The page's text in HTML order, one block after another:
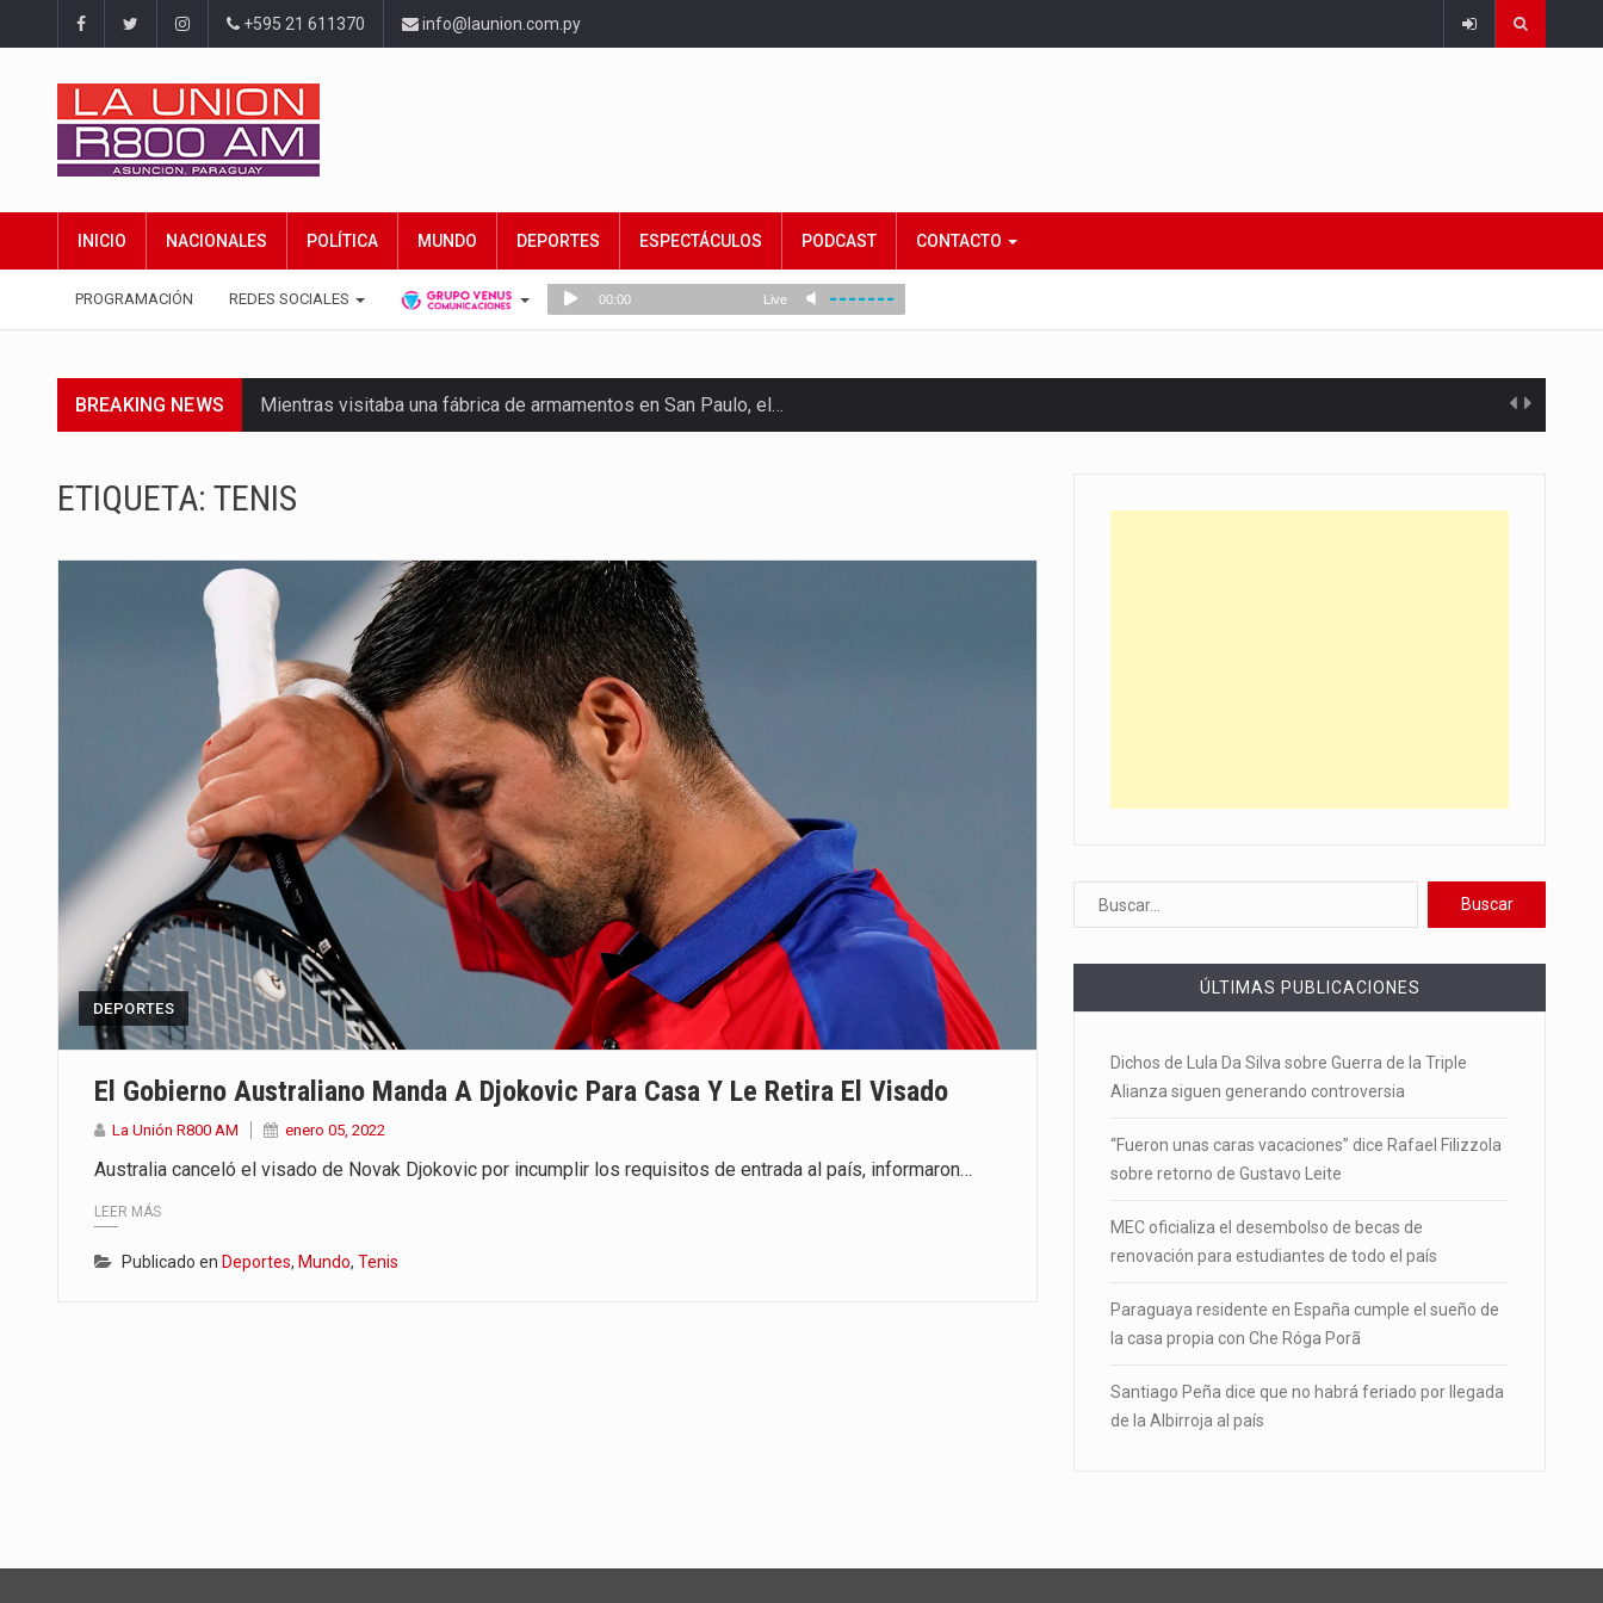
+595 21 611370 info@launion.com.py
INICIO NACIONALES POLÍTICA MUNDO DEPORTES ESPECTÁCULOS PODCAST CONTACTO
PROGRAMACIÓN REDES SOCIALES
BREAKING NEWS Mientras visitaba una fábrica de armamentos en San Paulo, el…
El Ministerio de Educación y Ciencias (MEC) ha confirmado la…
Para Tania, una paraguaya de 33 años que reside en…
El presidente de la República se encontraba en el aeropuerto…
Una familia atravesó momentos de extrema tensión durante la madrugada…
Fretes se refirió concretamente al recorrido que realizó este jueves…
“La situación no está tan mala en el Ministerio de…
El amanecer de este miércoles se caracteriza por un ambiente…
Hace casi dos meses que Rivas dejó el Senado y,…
ETIQUETA: TENIS
DEPORTES
El Gobierno Australiano Manda A Djokovic Para Casa Y Le Retira El Visado
La Unión R800 AM enero 05, 2022
Australia canceló el visado de Novak Djokovic por incumplir los requisitos de entrada al país, informaron…
LEER MÁS
Publicado en Deportes, Mundo, Tenis
ÚLTIMAS PUBLICACIONES
Dichos de Lula Da Silva sobre Guerra de la Triple
Alianza siguen generando controversia
“Fueron unas caras vacaciones” dice Rafael Filizzola
sobre retorno de Gustavo Leite
MEC oficializa el desembolso de becas de
renovación para estudiantes de todo el país
Paraguaya residente en España cumple el sueño de
la casa propia con Che Róga Porã
Santiago Peña dice que no habrá feriado por llegada
de la Albirroja al país